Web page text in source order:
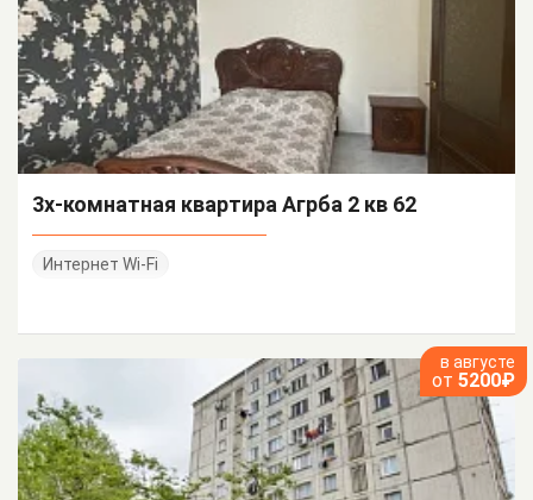
3х-комнатная квартира Агрба 2 кв 62
Интернет Wi-Fi
в августе
от 5200₽